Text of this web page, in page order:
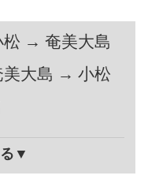
松 → 奄美大島
美大島 → 小松
▼